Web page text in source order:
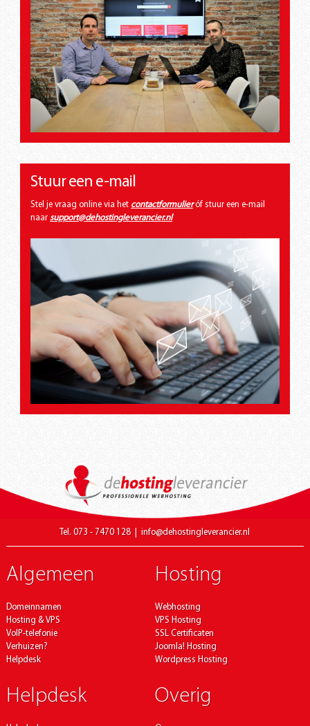
Stuur een e-mail
Stel je vraag online via het contactformulieróf stuur een e-mail
naar support@dehostingleverancier.nl
Tel. 073 - 7470 128 |info@dehostingleverancier.nl
Algemeen
Domeinnamen
Hosting & VPS
VoIP-telefonie
Verhuizen?
Helpdesk
Hosting
Webhosting
VPS Hosting
SSL Certificaten
Joomla! Hosting
Wordpress Hosting
Helpdesk Overig